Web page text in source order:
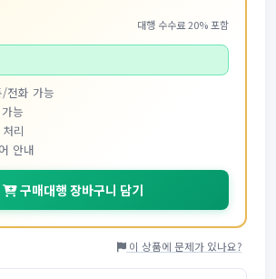
대행 수수료 20% 포함
전화 가능
능
리
안내
구매대행 장바구니 담기
이 상품에 문제가 있나요?